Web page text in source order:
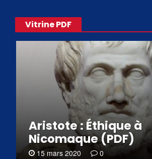
Vitrine PDF
Aristote : Éthique à
Nicomaque (PDF)
15 mars 2020 0